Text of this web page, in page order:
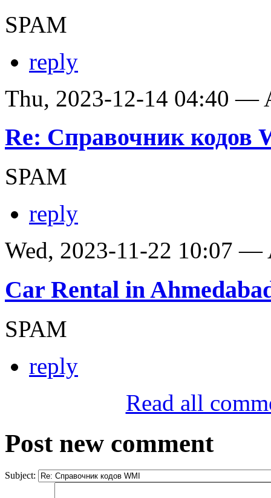
SPAM
reply
Thu, 2023-12-14 04:40 —
Re: Справочник кодов
SPAM
reply
Wed, 2023-11-22 10:07 —
Car Rental in
SPAM
reply
Read all
Post new comment
Subject: